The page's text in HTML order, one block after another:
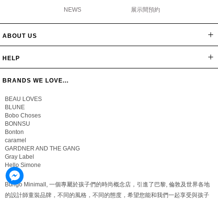
NEWS 展示間預約
ABOUT US
HELP
BRANDS WE LOVE...
BEAU LOVES
BLUNE
Bobo Choses
BONNSU
Bonton
caramel
GARDNER AND THE GANG
Gray Label
Hello Simone
Bungo Minimall, 一個專屬於孩子們的時尚概念店，引進了巴黎, 倫敦及世界各地
的設計師童裝品牌，不同的風格，不同的態度，希望您能和我們一起享受與孩子